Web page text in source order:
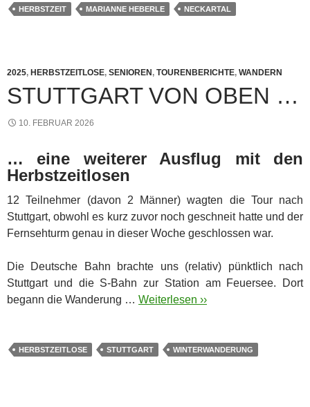
HERBSTZEIT MARIANNE HEBERLE NECKARTAL
2025, HERBSTZEITLOSE, SENIOREN, TOURENBERICHTE, WANDERN
STUTTGART VON OBEN …
10. FEBRUAR 2026
… eine weiterer Ausflug mit den
Herbstzeitlosen
12 Teilnehmer (davon 2 Männer) wagten die Tour nach
Stuttgart, obwohl es kurz zuvor noch geschneit hatte und der
Fernsehturm genau in dieser Woche geschlossen war.
Die Deutsche Bahn brachte uns (relativ) pünktlich nach
Stuttgart und die S-Bahn zur Station am Feuersee. Dort
begann die Wanderung … Weiterlesen ››
HERBSTZEITLOSE STUTTGART WINTERWANDERUNG